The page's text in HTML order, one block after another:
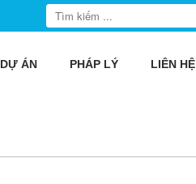
DỰ ÁN PHÁP LÝ LIÊN HỆ